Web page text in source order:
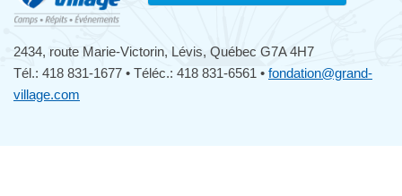
2434, route Marie-Victorin, Lévis, Québec G7A 4H7
Tél.: 418 831-1677 • Téléc.: 418 831-6561 • fondation@grand-
village.com